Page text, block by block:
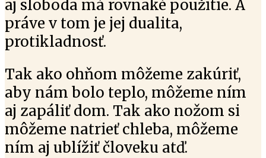
aj sloboda má rovnaké použitie. A
práve v tom je jej dualita,
protikladnosť.
Tak ako ohňom môžeme zakúriť,
aby nám bolo teplo, môžeme ním
aj zapáliť dom. Tak ako nožom si
môžeme natrieť chleba, môžeme
ním aj ublížiť človeku atď.